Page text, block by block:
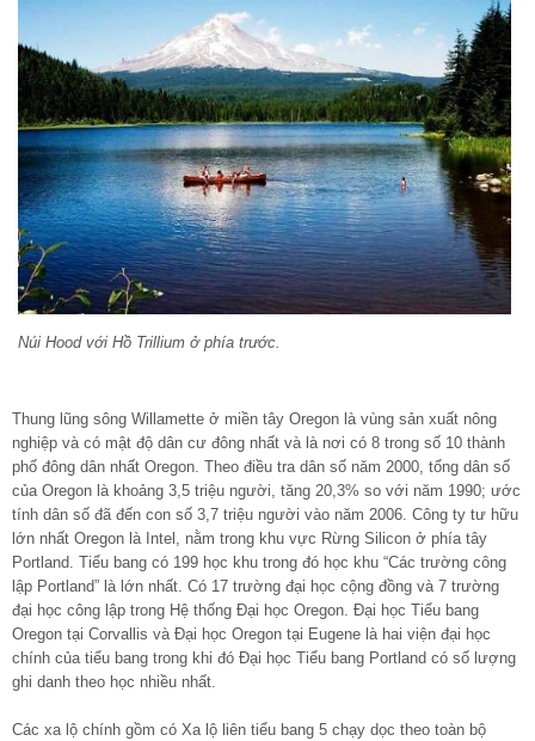
Núi Hood với Hồ Trillium ở phía trước.
Thung lũng sông Willamette ở miền tây Oregon là vùng sản xuất nông
nghiệp và có mật độ dân cư đông nhất và là nơi có 8 trong số 10 thành
phố đông dân nhất Oregon. Theo điều tra dân số năm 2000, tổng dân số
của Oregon là khoảng 3,5 triệu người, tăng 20,3% so với năm 1990; ước
tính dân số đã đến con số 3,7 triệu người vào năm 2006. Công ty tư hữu
lớn nhất Oregon là Intel, nằm trong khu vực Rừng Silicon ở phía tây
Portland. Tiểu bang có 199 học khu trong đó học khu “Các trường công
lập Portland” là lớn nhất. Có 17 trường đại học cộng đồng và 7 trường
đại học công lập trong Hệ thống Đại học Oregon. Đại học Tiểu bang
Oregon tại Corvallis và Đại học Oregon tại Eugene là hai viện đại học
chính của tiểu bang trong khi đó Đại học Tiểu bang Portland có số lượng
ghi danh theo học nhiều nhất.
Các xa lộ chính gồm có Xa lộ liên tiểu bang 5 chạy dọc theo toàn bộ